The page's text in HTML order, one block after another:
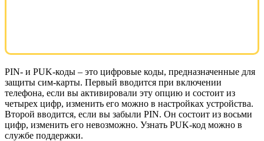
PIN- и PUK-коды – это цифровые коды, предназначенные для
защиты сим-карты. Первый вводится при включении
телефона, если вы активировали эту опцию и состоит из
четырех цифр, изменить его можно в настройках устройства.
Второй вводится, если вы забыли PIN. Он состоит из восьми
цифр, изменить его невозможно. Узнать PUK-код можно в
службе поддержки.